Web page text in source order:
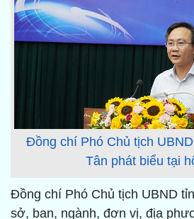
Đồng chí Phó Chủ tịch
Tân phát biểu tại
Đồng chí Phó Chủ tịch UBND
sở, ban, ngành, đơn vị, địa